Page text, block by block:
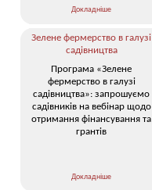
Докладніше
Зелене фермерство в галузі
садівництва
Програма «Зелене
фермерство в галузі
садівництва»: запрошуємо
садівників на вебінар щодо
отримання фінансування та
грантів
Докладніше